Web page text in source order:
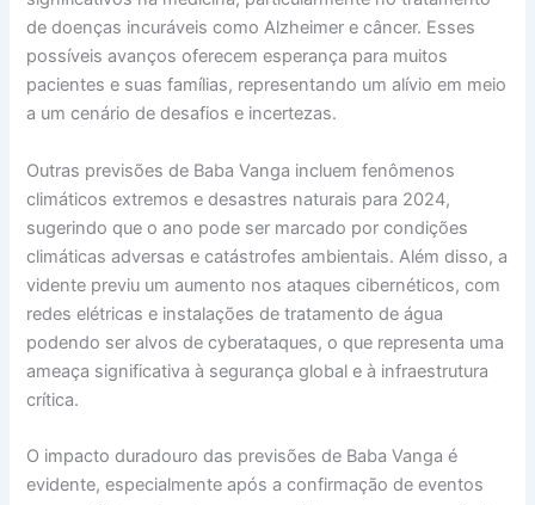
de doenças incuráveis como Alzheimer e câncer. Esses
possíveis avanços oferecem esperança para muitos
pacientes e suas famílias, representando um alívio em meio
a um cenário de desafios e incertezas.
Outras previsões de Baba Vanga incluem fenômenos
climáticos extremos e desastres naturais para 2024,
sugerindo que o ano pode ser marcado por condições
climáticas adversas e catástrofes ambientais. Além disso, a
vidente previu um aumento nos ataques cibernéticos, com
redes elétricas e instalações de tratamento de água
podendo ser alvos de cyberataques, o que representa uma
ameaça significativa à segurança global e à infraestrutura
crítica.
O impacto duradouro das previsões de Baba Vanga é
evidente, especialmente após a confirmação de eventos